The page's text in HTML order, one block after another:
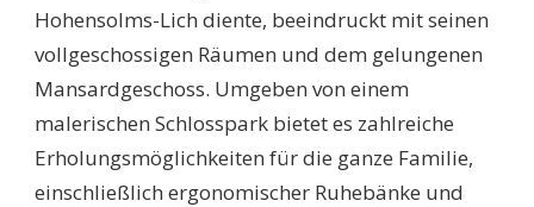
Hohensolms-Lich diente, beeindruckt mit seinen
vollgeschossigen Räumen und dem gelungenen
Mansardgeschoss. Umgeben von einem
malerischen Schlosspark bietet es zahlreiche
Erholungsmöglichkeiten für die ganze Familie,
einschließlich ergonomischer Ruhebänke und